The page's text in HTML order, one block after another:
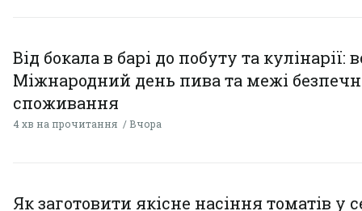
Від бокала в барі до побуту та кулінарії:
Міжнародний день пива та межі
споживання
4 хв на прочитання Вчора
Як заготовити якісне насіння томатів у